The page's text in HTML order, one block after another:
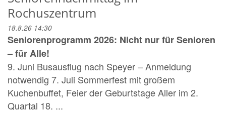
Rochuszentrum
18.8.26 14:30
Seniorenprogramm 2026: Nicht nur für Senioren
– für Alle!
9. Juni Busausflug nach Speyer – Anmeldung
notwendig 7. Juli Sommerfest mit großem
Kuchenbuffet, Feier der Geburtstage Aller im 2.
Quartal 18. ...